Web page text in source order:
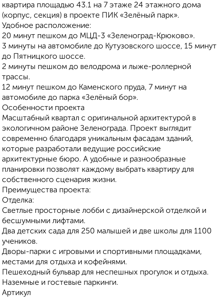
квартира площадью 43.1 на 7 этаже 24 этажного дома
(корпус, секция) в проекте ПИК «Зелёный парк».
Удобное расположение:
20 минут пешком до МЦД-3 «Зеленоград-Крюково».
3 минуты на автомобиле до Кутузовского шоссе, 15 минут
до Пятницкого шоссе.
2 минуты пешком до велодрома и лыже-роллерной
трассы.
12 минут пешком до Каменского пруда, 7 минут на
автомобиле до парка «Зелёный бор».
Особенности проекта
Масштабный квартал с оригинальной архитектурой в
экологичном районе Зеленограда. Проект выглядит
современно благодаря уникальным фасадам зданий,
которые разработали ведущие российские
архитектурные бюро. А удобные и разнообразные
планировки позволят каждому выбрать квартиру для
собственного сценария жизни.
Преимущества проекта:
Отделка:
Светлые просторные лобби с дизайнерской отделкой и
бесшумными лифтами.
Два детских сада для 250 малышей и две школы для 1100
учеников.
Дворы-парки с игровыми и спортивными площадками,
местами для отдыха и кофейнями.
Пешеходный бульвар для неспешных прогулок и отдыха.
Наземные и гостевые паркинги.
Артикул